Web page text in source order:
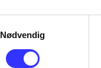
Nødvendig